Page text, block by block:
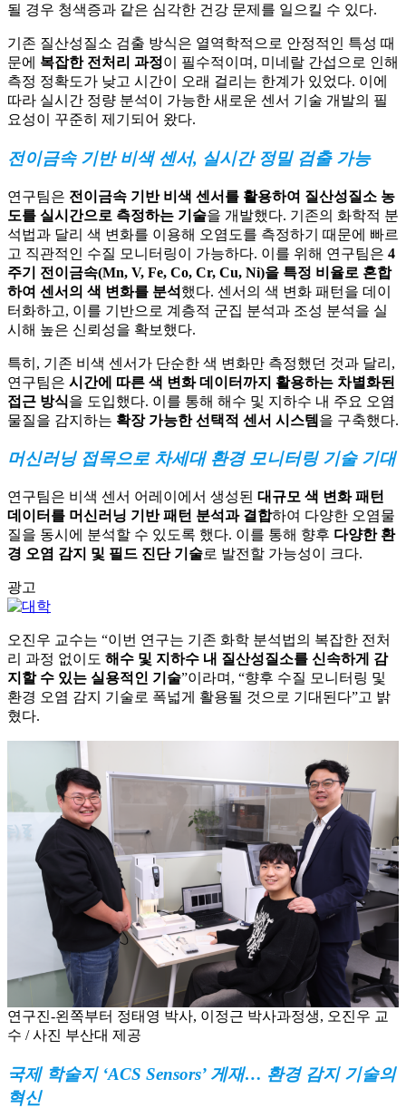
될 경우 청색증과 같은 심각한 건강 문제를 일으킬 수 있다.
기존 질산성질소 검출 방식은 열역학적으로 안정적인 특성 때
문에 복잡한 전처리 과정이 필수적이며, 미네랄 간섭으로 인해
측정 정확도가 낮고 시간이 오래 걸리는 한계가 있었다. 이에
따라 실시간 정량 분석이 가능한 새로운 센서 기술 개발의 필
요성이 꾸준히 제기되어 왔다.
전이금속 기반 비색 센서, 실시간 정밀 검출 가능
연구팀은 전이금속 기반 비색 센서를 활용하여 질산성질소 농
도를 실시간으로 측정하는 기술을 개발했다. 기존의 화학적 분
석법과 달리 색 변화를 이용해 오염도를 측정하기 때문에 빠르
고 직관적인 수질 모니터링이 가능하다. 이를 위해 연구팀은 4
주기 전이금속(Mn, V, Fe, Co, Cr, Cu, Ni)을 특정 비율로 혼합
하여 센서의 색 변화를 분석 했다. 센서의 색 변화 패턴을 데이
터화하고, 이를 기반으로 계층적 군집 분석과 조성 분석을 실
시해 높은 신뢰성을 확보했다.
특히, 기존 비색 센서가 단순한 색 변화만 측정했던 것과 달리,
연구팀은 시간에 따른 색 변화 데이터까지 활용하는 차별화된
접근 방식을 도입했다. 이를 통해 해수 및 지하수 내 주요 오염
물질을 감지하는 확장 가능한 선택적 센서 시스템 을 구축했다.
머신러닝 접목으로 차세대 환경 모니터링 기술 기대
연구팀은 비색 센서 어레이에서 생성된 대규모 색 변화 패턴
데이터를 머신러닝 기반 패턴 분석과 결합하여 다양한 오염물
질을 동시에 분석할 수 있도록 했다. 이를 통해 향후 다양한 환
경 오염 감지 및 필드 진단 기술로 발전할 가능성이 크다.
광고
오진우 교수는 “이번 연구는 기존 화학 분석법의 복잡한 전처
리 과정 없이도 해수 및 지하수 내 질산성질소를 신속하게 감
지할 수 있는 실용적인 기술”이라며, “향후 수질 모니터링 및
환경 오염 감지 기술로 폭넓게 활용될 것으로 기대된다”고 밝
혔다.
연구진-왼쪽부터 정태영 박사, 이정근 박사과정생, 오진우 교
수 / 사진 부산대 제공
국제 학술지 ‘ACS Sensors’ 게재… 환경 감지 기술의
혁신